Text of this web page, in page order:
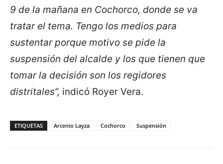
9 de la mañana en Cochorco, donde se va
tratar el tema. Tengo los medios para
sustentar porque motivo se pide la
suspensión del alcalde y los que tienen que
tomar la decisión son los regidores
distritales”, indicó Royer Vera.
ETIQUETAS Arcenio Layza Cochorco Suspensión